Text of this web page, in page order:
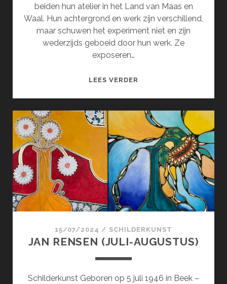
beiden hun atelier in het Land van Maas en
Waal. Hun achtergrond en werk zijn verschillend,
maar schuwen het experiment niet en zijn
wederzijds geboeid door hun werk. Ze
exposeren…
LEES VERDER
15/07/2024 / SCHILDERKUNST
JAN RENSEN (JULI-AUGUSTUS)
Schilderkunst Geboren op 5 juli 1946 in Beek –